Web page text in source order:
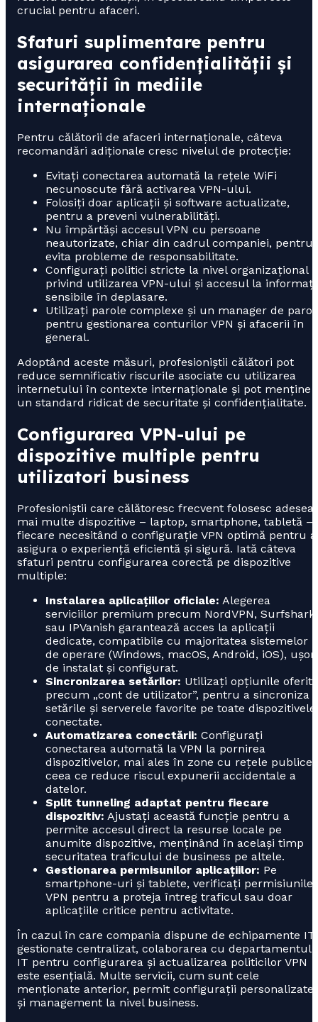
crucial pentru afaceri.
Sfaturi suplimentare pentru
asigurarea confidențialității și
securității în mediile
internaționale
Pentru călătorii de afaceri internaționale, câteva
recomandări adiționale cresc nivelul de protecție:
Evitați conectarea automată la rețele WiFi
necunoscute fără activarea VPN-ului.
Folosiți doar aplicații și software actualizate,
pentru a preveni vulnerabilități.
Nu împărtăși accesul VPN cu persoane
neautorizate, chiar din cadrul companiei, pentru
evita probleme de responsabilitate.
Configurați politici stricte la nivel organizațional
privind utilizarea VPN-ului și accesul la
sensibile în deplasare.
Utilizați parole complexe și un manager de
pentru gestionarea conturilor VPN și afacerii în
general.
Adoptând aceste măsuri, profesioniștii călători pot
reduce semnificativ riscurile asociate cu utilizarea
internetului în contexte internaționale și pot menține
un standard ridicat de securitate și confidențialitate.
Configurarea VPN-ului pe
dispozitive multiple pentru
utilizatori business
Profesioniștii care călătoresc frecvent folosesc adesea
mai multe dispozitive – laptop, smartphone, tabletă –,
fiecare necesitând o configurație VPN optimă pentru a
asigura o experiență eficientă și sigură. Iată câteva
sfaturi pentru configurarea corectă pe dispozitive
multiple:
Instalarea aplicațiilor oficiale: Alegerea
serviciilor premium precum NordVPN, Surfshark
sau IPVanish garantează acces la aplicații
dedicate, compatibile cu majoritatea sistemelor
de operare (Windows, macOS, Android, iOS), ușor
de instalat și configurat.
Sincronizarea setărilor: Utilizați opțiunile
precum „cont de utilizator”, pentru a sincroniza
setările și serverele favorite pe toate dispozitivele
conectate.
Automatizarea conectării: Configurați
conectarea automată la VPN la pornirea
dispozitivelor, mai ales în zone cu rețele publice,
ceea ce reduce riscul expunerii accidentale a
datelor.
Split tunneling adaptat pentru fiecare
dispozitiv: Ajustați această funcție pentru a
permite accesul direct la resurse locale pe
anumite dispozitive, menținând în același timp
securitatea traficului de business pe altele.
Gestionarea permisunilor aplicațiilor: Pe
smartphone-uri și tablete, verificați permisiunile
VPN pentru a proteja întreg traficul sau doar
aplicațiile critice pentru activitate.
În cazul în care compania dispune de echipamente IT
gestionate centralizat, colaborarea cu departamentul
IT pentru configurarea și actualizarea politicilor VPN
este esențială. Multe servicii, cum sunt cele
menționate anterior, permit configurații personalizate
și management la nivel business.